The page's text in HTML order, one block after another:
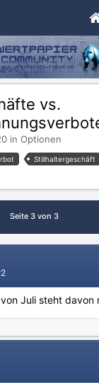
vs.
in Optionen
Stillhaltergeschäft
Seite 3 von 3
von Juli steht davon